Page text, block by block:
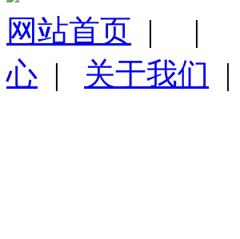
网站首页 | |
心 | 关于我们 |